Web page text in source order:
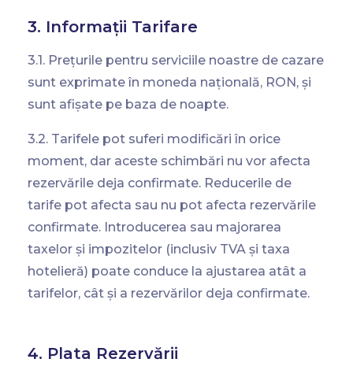
3. Informații Tarifare
3.1. Prețurile pentru serviciile noastre de cazare
sunt exprimate în moneda națională, RON, și
sunt afișate pe baza de noapte.
3.2. Tarifele pot suferi modificări în orice
moment, dar aceste schimbări nu vor afecta
rezervările deja confirmate. Reducerile de
tarife pot afecta sau nu pot afecta rezervările
confirmate. Introducerea sau majorarea
taxelor și impozitelor (inclusiv TVA și taxa
hotelieră) poate conduce la ajustarea atât a
tarifelor, cât și a rezervărilor deja confirmate.
4. Plata Rezervării